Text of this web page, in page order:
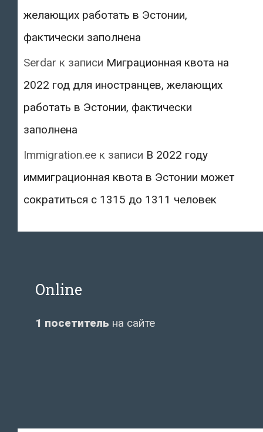
желающих работать в Эстонии,
фактически заполнена
Serdar к записи Миграционная квота на
2022 год для иностранцев, желающих
работать в Эстонии, фактически
заполнена
Immigration.ee к записи В 2022 году
иммиграционная квота в Эстонии может
сократиться с 1315 до 1311 человек
Online
1 посетитель на сайте